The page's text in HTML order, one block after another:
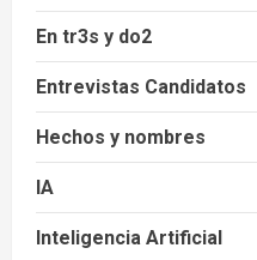
En tr3s y do2
Entrevistas Candidatos
Hechos y nombres
IA
Inteligencia Artificial